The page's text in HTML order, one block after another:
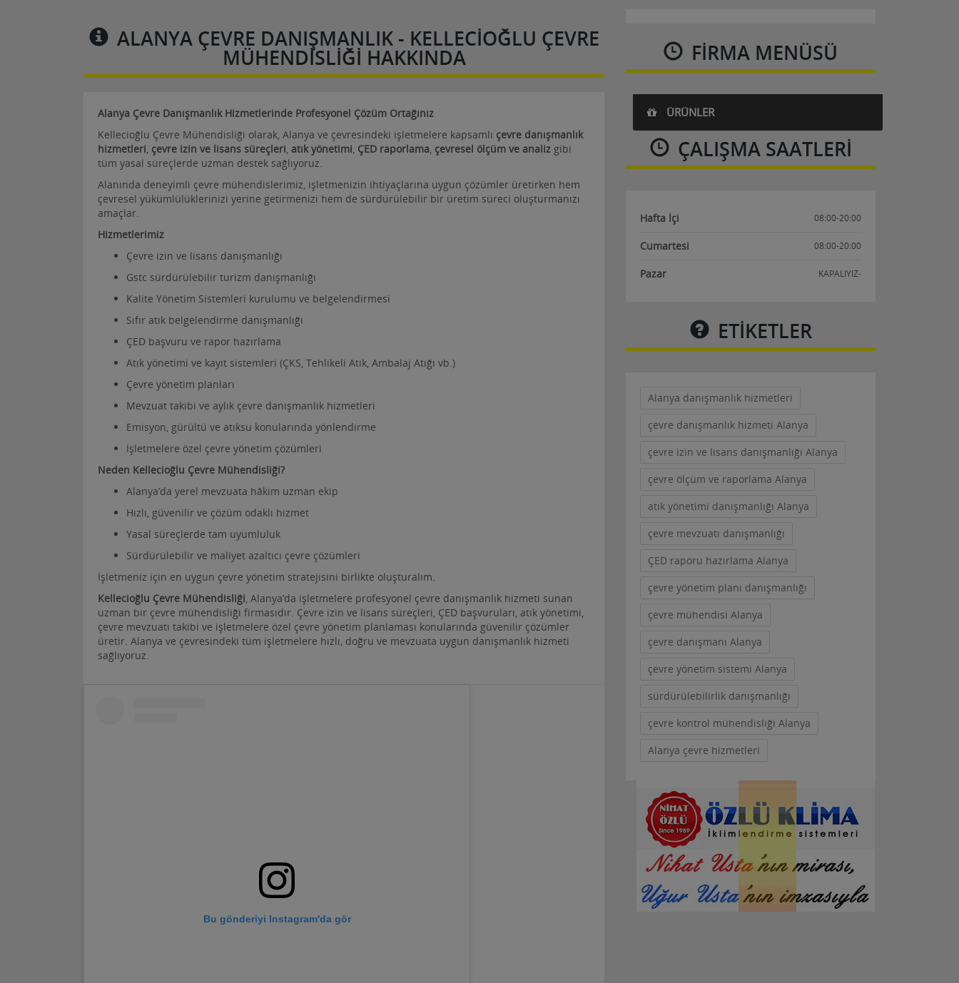
ALANYA ÇEVRE DANIŞMANLIK - KELLECIOĞLU ÇEVRE
MÜHENDISLIĞI HAKKINDA
Alanya Çevre Danışmanlık Hizmetlerinde Profesyonel Çözüm Ortağınız
Kellecioğlu Çevre Mühendisliği olarak, Alanya ve çevresindeki işletmelere kapsamlı çevre danışmanlık
hizmetleri çevre izin ve lisans süreçleri atık yönetimi ÇED raporlama çevresel ölçüm ve analiz gibi
tüm yasal süreçlerde uzman destek sağlıyoruz.
Alanında deneyimli çevre mühendislerimiz, işletmenizin ihtiyaçlarına uygun çözümler üretirken hem
çevresel yükümlülüklerinizi yerine getirmenizi hem de sürdürülebilir bir üretim süreci oluşturmanızı
amaçlar.
Hizmetlerimiz
Çevre izin ve lisans danışmanlığı
Gstc sürdürülebilir turizm danışmanlığı
Kalite Yönetim Sistemleri kurulumu ve belgelendirmesi
Sıfır atık belgelendirme danışmanlığı
ÇED başvuru ve rapor hazırlama
Atık yönetimi ve kayıt sistemleri (ÇKS, Tehlikeli Atık, Ambalaj Atığı vb.)
Çevre yönetim planları
Mevzuat takibi ve aylık çevre danışmanlık hizmetleri
Emisyon, gürültü ve atıksu konularında yönlendirme
İşletmelere özel çevre yönetim çözümleri
Neden Kellecioğlu Çevre Mühendisliği?
Alanya’da yerel mevzuata hâkim uzman ekip
Hızlı, güvenilir ve çözüm odaklı hizmet
Yasal süreçlerde tam uyumluluk
Sürdürülebilir ve maliyet azaltıcı çevre çözümleri
İşletmeniz için en uygun çevre yönetim stratejisini birlikte oluşturalım.
Kellecioğlu Çevre Mühendisliği , Alanya’da işletmelere profesyonel çevre danışmanlık hizmeti sunan
uzman bir çevre mühendisliği firmasıdır. Çevre izin ve lisans süreçleri, ÇED başvuruları, atık yönetimi,
çevre mevzuatı takibi ve işletmelere özel çevre yönetim planlaması konularında güvenilir çözümler
üretir. Alanya ve çevresindeki tüm işletmelere hızlı, doğru ve mevzuata uygun danışmanlık hizmeti
sağlıyoruz.
Bu gönderiyi Instagram'da gör
FIRMA MENÜSÜ
ÜRÜNLER
ÇALIŞMA SAATLERI
Hafta İçi 08:00-20:00
Cumartesi 08:00-20:00
Pazar KAPALIYIZ-
ETİKETLER
Alanya danışmanlık hizmetleri
çevre danışmanlık hizmeti Alanya
çevre izin ve lisans danışmanlığı Alanya
çevre ölçüm ve raporlama Alanya
atık yönetimi danışmanlığı Alanya
çevre mevzuatı danışmanlığı
ÇED raporu hazırlama Alanya
çevre yönetim planı danışmanlığı
çevre mühendisi Alanya
çevre danışmanı Alanya
çevre yönetim sistemi Alanya
sürdürülebilirlik danışmanlığı
çevre kontrol mühendisliği Alanya
Alanya çevre hizmetleri